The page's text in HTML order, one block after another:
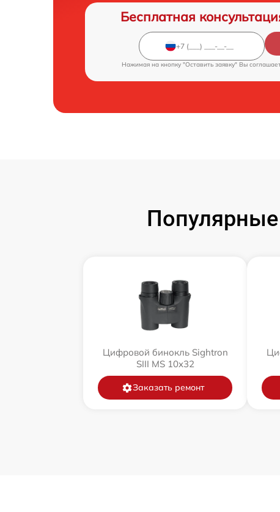
Бесплатная
Нажимая на кнопку "Оставить заявку" Вы
Цифровой бинокль Sightron
SIII MS 10x32
Заказать ремонт